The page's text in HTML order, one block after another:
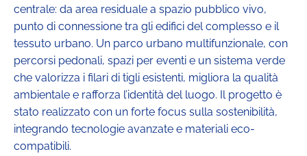
centrale: da area residuale a spazio pubblico vivo,
punto di connessione tra gli edifici del complesso e il
tessuto urbano. Un parco urbano multifunzionale, con
percorsi pedonali, spazi per eventi e un sistema verde
che valorizza i filari di tigli esistenti, migliora la qualità
ambientale e rafforza l’identità del luogo. Il progetto è
stato realizzato con un forte focus sulla sostenibilità,
integrando tecnologie avanzate e materiali eco-
compatibili.